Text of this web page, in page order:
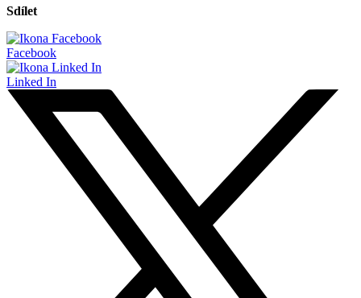
Sdílet
Facebook
Linked In